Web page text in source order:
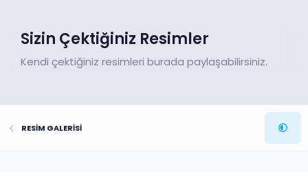
Sizin Çektiğiniz Resimler
Kendi çektiğiniz resimleri burada paylaşabilirsiniz.
RESİM GALERİSİ